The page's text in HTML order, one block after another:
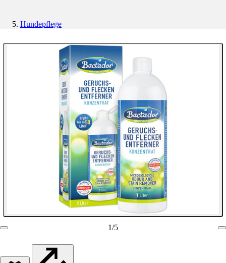
Hundepflege
1/5